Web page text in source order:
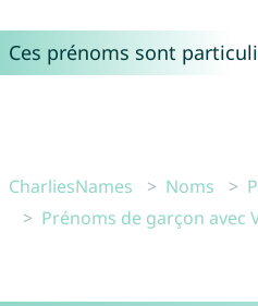
Ces prénoms sont
CharliesNames Noms
Prénoms de garçon avec